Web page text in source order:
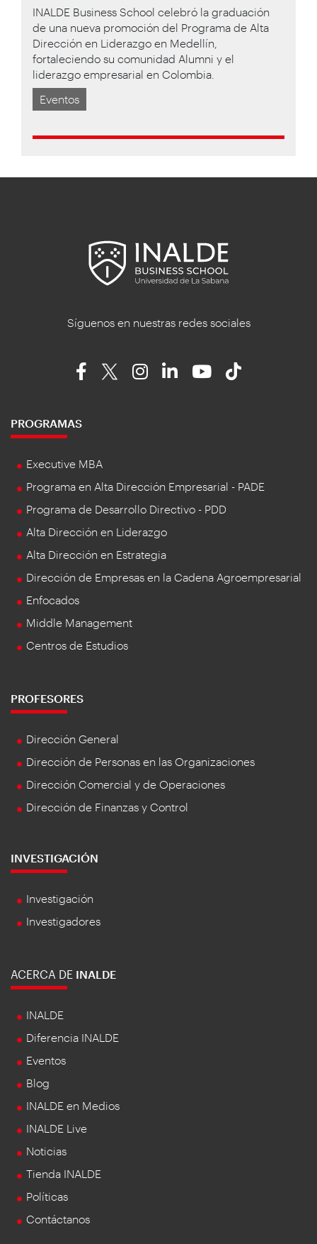
INALDE Business School celebró la graduación
de una nueva promoción del Programa de Alta
Dirección en Liderazgo en Medellín,
fortaleciendo su comunidad Alumni y el
liderazgo empresarial en Colombia.
Eventos
Síguenos en nuestras redes sociales
PROGRAMAS
Executive MBA
Programa en Alta Dirección Empresarial - PADE
Programa de Desarrollo Directivo - PDD
Alta Dirección en Liderazgo
Alta Dirección en Estrategia
Dirección de Empresas en la Cadena Agroempresarial
Enfocados
Middle Management
Centros de Estudios
PROFESORES
Dirección General
Dirección de Personas en las Organizaciones
Dirección Comercial y de Operaciones
Dirección de Finanzas y Control
INVESTIGACIÓN
Investigación
Investigadores
ACERCA DE INALDE
INALDE
Diferencia INALDE
Eventos
Blog
INALDE en Medios
INALDE Live
Noticias
Tienda INALDE
Políticas
Contáctanos